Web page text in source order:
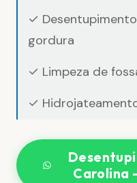
✓
gordura
✓ Limpeza de
✓
Carolina